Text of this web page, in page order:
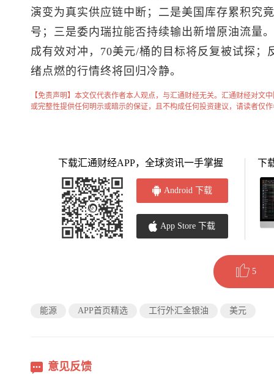
演变为真实供应链中断；二是美国库存累积究
号；三是委内瑞拉能否持续输出新增原油流量
成有效对冲，70美元/桶的目标将反复被试探
绪点燃的行情终将回归冷静。
【免责声明】本文仅代表作者本人观点，与汇通财经无关。汇通财经对文
或完整性提供任何明示或暗示的保证，且不构成任何投资建议，请读者仅
下载汇通财经APP，全球资讯一手掌握
Android 下载
App Store 下载
下
5
能源 APP首页精选 工行外汇金银油 美元
意见反馈